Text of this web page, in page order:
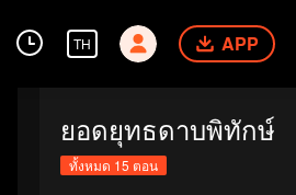
TH APP
ยอดยุทธดาบพิทักษ์
ทั้งหมด 15 ตอน